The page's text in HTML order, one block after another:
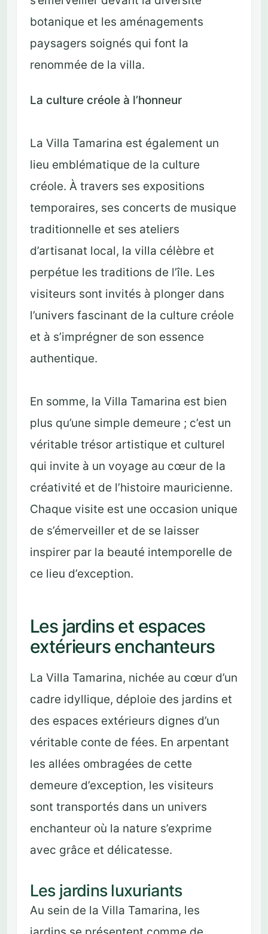
botanique et les aménagements
paysagers soignés qui font la
renommée de la villa.
La culture créole à l’honneur
La Villa Tamarina est également un
lieu emblématique de la culture
créole. À travers ses expositions
temporaires, ses concerts de musique
traditionnelle et ses ateliers
d’artisanat local, la villa célèbre et
perpétue les traditions de l’île. Les
visiteurs sont invités à plonger dans
l’univers fascinant de la culture créole
et à s’imprégner de son essence
authentique.
En somme, la Villa Tamarina est bien
plus qu’une simple demeure ; c’est un
véritable trésor artistique et culturel
qui invite à un voyage au cœur de la
créativité et de l’histoire mauricienne.
Chaque visite est une occasion unique
de s’émerveiller et de se laisser
inspirer par la beauté intemporelle de
ce lieu d’exception.
Les jardins et espaces
extérieurs enchanteurs
La Villa Tamarina, nichée au cœur d’un
cadre idyllique, déploie des jardins et
des espaces extérieurs dignes d’un
véritable conte de fées. En arpentant
les allées ombragées de cette
demeure d’exception, les visiteurs
sont transportés dans un univers
enchanteur où la nature s’exprime
avec grâce et délicatesse.
Les jardins luxuriants
Au sein de la Villa Tamarina, les